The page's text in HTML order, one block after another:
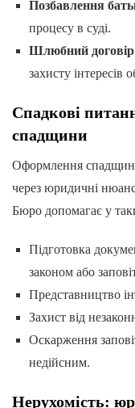
Позбавлення
процесу в суді.
Шлюбний договір
захисту інтересів
Спадкові
спадщини
Оформлення
через юридичні
Бюро допомагає у
Підготовка
законом або
Представництво
Захист від
Оскарження
недійсним.
Нерухомість: